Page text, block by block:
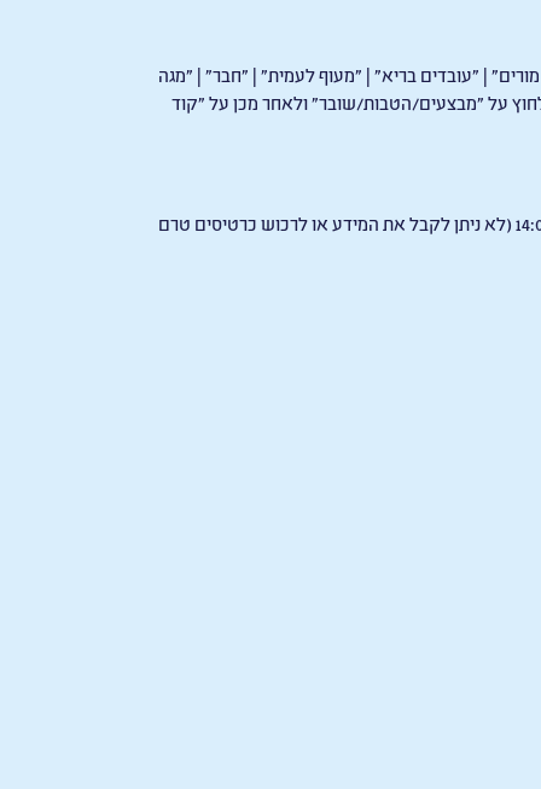
| "עובדים בריא" | "מעוף לעמית" | "חבר" | "מגה
על "מבצעים/הטבות/שובר" ולאחר מכן על "קוד
התוכניה החדשה לימי חמישי ועד יום רביעי בשבוע שלאחר מכן מתפרסמת באתר האינטרנט ובקופות בכל יום שלישי בסביבות השעה 14:00 (לא ניתן לקבל את המידע או לרכוש כרטיסים טרם